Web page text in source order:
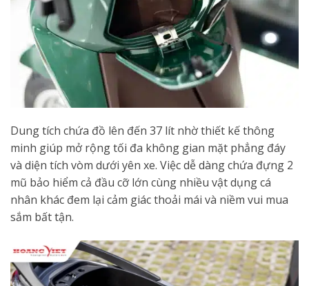
Dung tích chứa đồ lên đến 37 lít nhờ thiết kế thông
minh giúp mở rộng tối đa không gian mặt phẳng đáy
và diện tích vòm dưới yên xe. Việc dễ dàng chứa đựng 2
mũ bảo hiểm cả đầu cỡ lớn cùng nhiều vật dụng cá
nhân khác đem lại cảm giác thoải mái và niềm vui mua
sắm bất tận.